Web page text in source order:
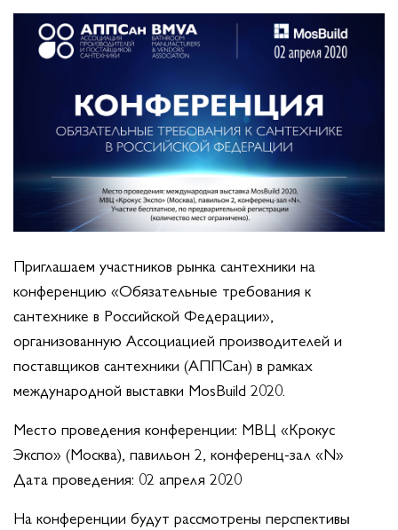
Приглашаем участников рынка сантехники на
конференцию «Обязательные требования к
сантехнике в Российской Федерации»,
организованную Ассоциацией производителей и
поставщиков сантехники (АППСан) в рамках
международной выставки MosBuild 2020.
Место проведения конференции: МВЦ «Крокус
Экспо» (Москва), павильон 2, конференц-зал «N»
Дата проведения: 02 апреля 2020
На конференции будут рассмотрены перспективы